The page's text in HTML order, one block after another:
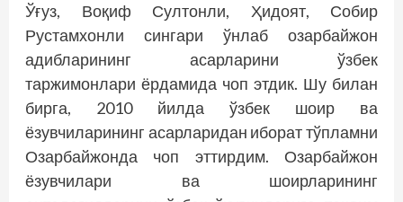
Ўғуз, Воқиф Султонли, Ҳидоят, Собир
Рустамхонли сингари ўнлаб озарбайжон
адибларининг асарларини ўзбек
таржимонлари ёрдамида чоп этдик. Шу билан
бирга, 2010 йилда ўзбек шоир ва
ёзувчиларининг асарларидан иборат тўпламни
Озарбайжонда чоп эттирдим. Озарбайжон
ёзувчилари ва шоирларининг